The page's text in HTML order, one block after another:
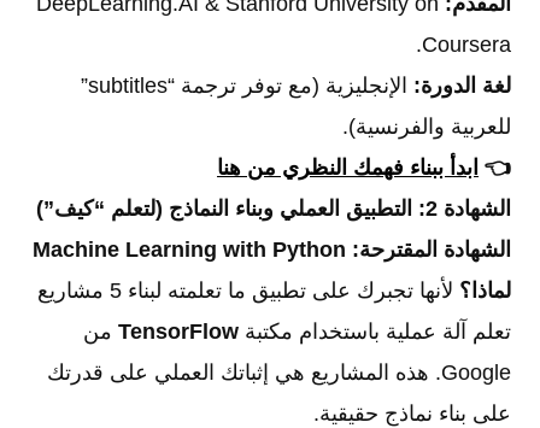
Coursera.
لغة الدورة:
الإنجليزية (مع توفر ترجمة “subtitles”
للعربية والفرنسية).
👈 ابدأ ببناء فهمك النظري من هنا
الشهادة 2: التطبيق العملي وبناء النماذج (لتعلم “كيف”)
الشهادة المقترحة: Machine Learning with Python
لماذا؟
لأنها تجبرك على تطبيق ما تعلمته لبناء 5 مشاريع
تعلم آلة عملية باستخدام مكتبة TensorFlow من
Google. هذه المشاريع هي إثباتك العملي على قدرتك
على بناء نماذج حقيقية.